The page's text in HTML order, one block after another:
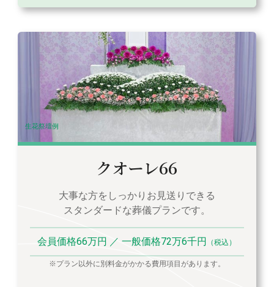
生花祭壇例
クオーレ66
大事な方をしっかりお見送りできる
スタンダードな葬儀プランです。
会員価格66万円 ／ 一般価格72万6千円 （税込）
※プラン以外に別料金がかかる費用項目があります。